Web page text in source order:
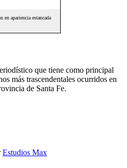
que tiene como principal
más trascendentales ocurridos en
de Santa Fe.
Estudios Max